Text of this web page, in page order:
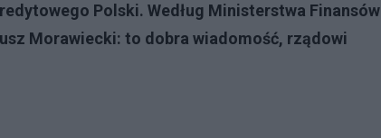
Polski. Według Ministerstwa Finansów
Morawiecki: to dobra wiadomość, rządowi